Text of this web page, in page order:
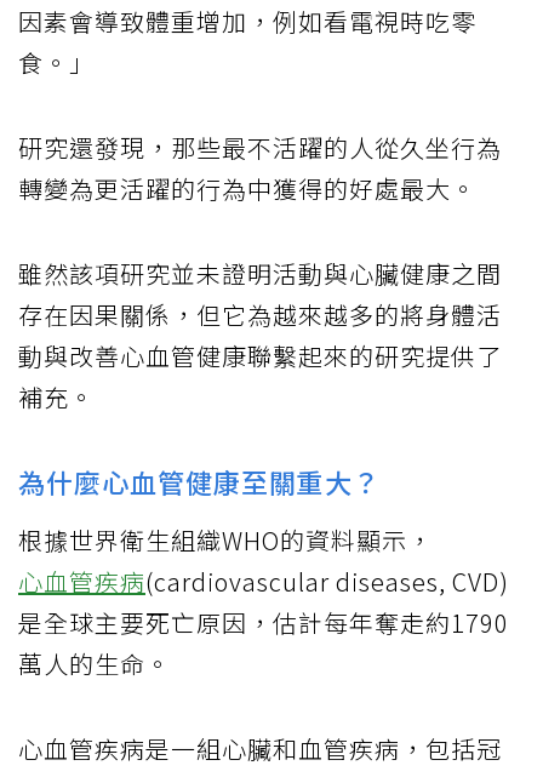
因素會導致體重增加，例如看電視時吃零
食。」
研究還發現，那些最不活躍的人從久坐行為
轉變為更活躍的行為中獲得的好處最大。
雖然該項研究並未證明活動與心臟健康之間
存在因果關係，但它為越來越多的將身體活
動與改善心血管健康聯繫起來的研究提供了
補充。
為什麼心血管健康至關重大？
根據世界衛生組織WHO的資料顯示，
心血管疾病(cardiovascular diseases, CVD)
是全球主要死亡原因，估計每年奪走約1790
萬人的生命。
心血管疾病是一組心臟和血管疾病，包括冠